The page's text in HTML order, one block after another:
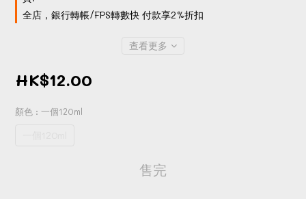
全店，銀行轉帳/FPS轉數快 付款享2%折扣
查看更多
HK$12.00
顏色 : 一個120ml
售完